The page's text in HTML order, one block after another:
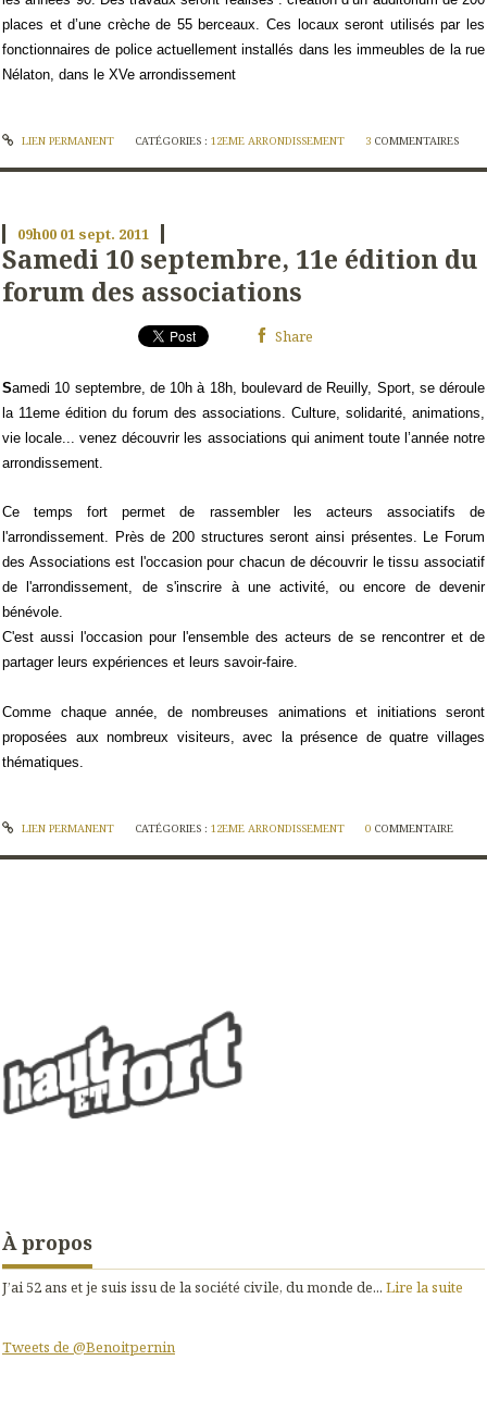
À propos
J’ai 52 ans et je suis issu de la société civile, du monde de... Lire la suite
Tweets de @Benoitpernin
places et d’une crèche de 55 berceaux. Ces locaux seront utilisés par les
fonctionnaires de police actuellement installés dans les immeubles de la rue
Nélaton, dans le XVe arrondissement
LIEN PERMANENT CATÉGORIES : 12EME ARRONDISSEMENT 3 COMMENTAIRES
09h00 01 sept. 2011
Samedi 10 septembre, 11e édition du
forum des associations
Share
Samedi 10 septembre, de 10h à 18h, boulevard de Reuilly, Sport, se déroule
la 11eme édition du forum des associations. Culture, solidarité, animations,
vie locale... venez découvrir les associations qui animent toute l’année notre
arrondissement.
Ce temps fort permet de rassembler les acteurs associatifs de
l'arrondissement. Près de 200 structures seront ainsi présentes. Le Forum
des Associations est l'occasion pour chacun de découvrir le tissu associatif
de l'arrondissement, de s'inscrire à une activité, ou encore de devenir
bénévole.
C'est aussi l'occasion pour l'ensemble des acteurs de se rencontrer et de
partager leurs expériences et leurs savoir-faire.
Comme chaque année, de nombreuses animations et initiations seront
proposées aux nombreux visiteurs, avec la présence de quatre villages
thématiques.
LIEN PERMANENT CATÉGORIES : 12EME ARRONDISSEMENT 0 COMMENTAIRE